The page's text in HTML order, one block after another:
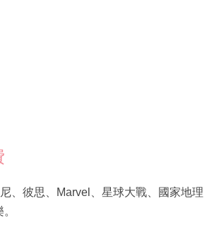
、彼思、Marvel、星球大戰、國家地理